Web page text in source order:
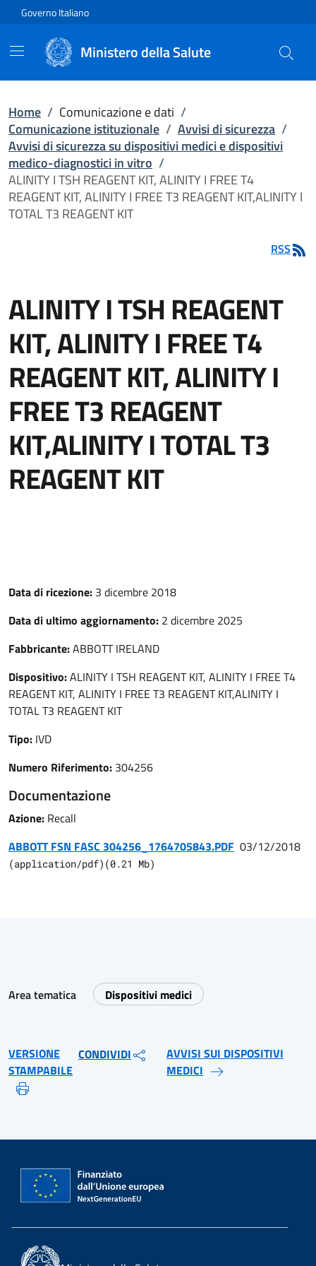
Vai direttamente al contenuto
Governo Italiano
Ministero della Salute
Home / Comunicazione e dati /
Comunicazione istituzionale / Avvisi di sicurezza /
Avvisi di sicurezza su dispositivi medici e dispositivi
medico-diagnostici in vitro /
ALINITY I TSH REAGENT KIT, ALINITY I FREE T4
REAGENT KIT, ALINITY I FREE T3 REAGENT KIT,ALINITY I
TOTAL T3 REAGENT KIT
RSS
ALINITY I TSH REAGENT
KIT, ALINITY I FREE T4
REAGENT KIT, ALINITY I
FREE T3 REAGENT
KIT,ALINITY I TOTAL T3
REAGENT KIT
Data di ricezione: 3 dicembre 2018
Data di ultimo aggiornamento: 2 dicembre 2025
Fabbricante:ABBOTT IRELAND
Dispositivo:ALINITY I TSH REAGENT KIT, ALINITY I FREE T4
REAGENT KIT, ALINITY I FREE T3 REAGENT KIT,ALINITY I
TOTAL T3 REAGENT KIT
Tipo: IVD
Numero Riferimento: 304256
Documentazione
Azione: Recall
ABBOTT FSN FASC 304256_1764705843.PDF 03/12/2018
(application/pdf) (0.21 Mb)
Area tematica Dispositivi medici
VERSIONE
STAMPABILE
CONDIVIDI
AVVISI SUI DISPOSITIVI
MEDICI